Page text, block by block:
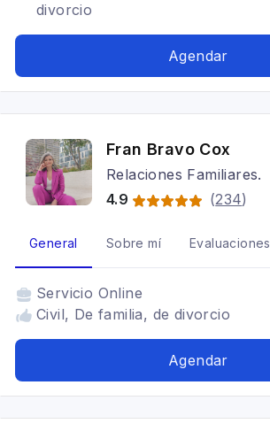
divorcio
Agendar
Fran Bravo Cox
Relaciones Familiares.
4.9
(234)
General Sobre mí Evaluaciones
Servicio Online
Civil, De familia, de divorcio
Agendar